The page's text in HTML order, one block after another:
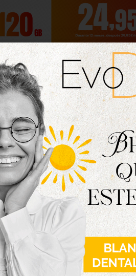
de haber “humillado a las
estructural al sanchismo
la credibilidad del
contradicciones en su